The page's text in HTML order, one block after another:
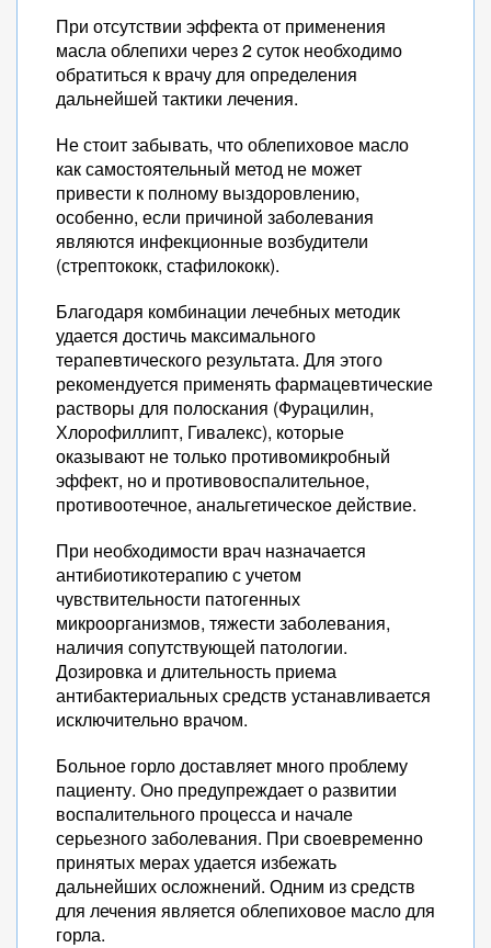
При отсутствии эффекта от применения
масла облепихи через 2 суток необходимо
обратиться к врачу для определения
дальнейшей тактики лечения.
Не стоит забывать, что облепиховое масло
как самостоятельный метод не может
привести к полному выздоровлению,
особенно, если причиной заболевания
являются инфекционные возбудители
(стрептококк, стафилококк).
Благодаря комбинации лечебных методик
удается достичь максимального
терапевтического результата. Для этого
рекомендуется применять фармацевтические
растворы для полоскания (Фурацилин,
Хлорофиллипт, Гивалекс), которые
оказывают не только противомикробный
эффект, но и противовоспалительное,
противоотечное, анальгетическое действие.
При необходимости врач назначается
антибиотикотерапию с учетом
чувствительности патогенных
микроорганизмов, тяжести заболевания,
наличия сопутствующей патологии.
Дозировка и длительность приема
антибактериальных средств устанавливается
исключительно врачом.
Больное горло доставляет много проблему
пациенту. Оно предупреждает о развитии
воспалительного процесса и начале
серьезного заболевания. При своевременно
принятых мерах удается избежать
дальнейших осложнений. Одним из средств
для лечения является облепиховое масло для
горла.